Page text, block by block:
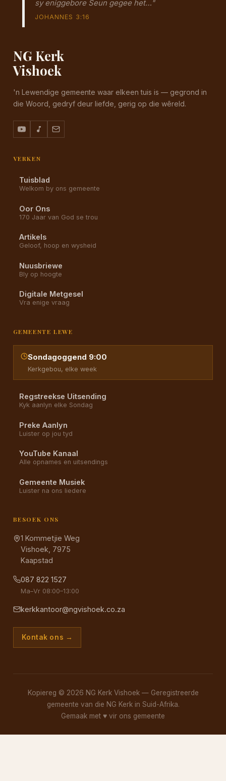
sy eniggebore Seun gegee het…"
JOHANNES 3:16
NG Kerk
Vishoek
'n Lewendige gemeente waar elkeen tuis is — gegrond in
die Woord, gedryf deur liefde, gerig op die wêreld.
VERKEN
Tuisblad
Welkom by ons gemeente
Oor Ons
170 Jaar van God se trou
Artikels
Geloof, hoop en wysheid
Nuusbriewe
Bly op hoogte
Digitale Metgesel
Vra enige vraag
GEMEENTE LEWE
Sondagoggend 9:00
Kerkgebou, elke week
Regstreekse Uitsending
Kyk aanlyn elke Sondag
Preke Aanlyn
Luister op jou tyd
YouTube Kanaal
Alle opnames en uitsendings
Gemeente Musiek
Luister na ons liedere
BESOEK ONS
1 Kommetjie Weg
Vishoek, 7975
Kaapstad
087 822 1527
Ma–Vr 08:00–13:00
kerkkantoor@ngvishoek.co.za
Kontak ons →
Kopiereg © 2026 NG Kerk Vishoek — Geregistreerde
gemeente van die NG Kerk in Suid-Afrika.
Gemaak met ♥ vir ons gemeente